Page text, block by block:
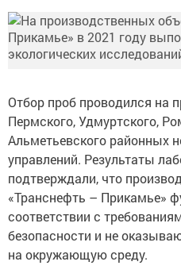
Отбор проб проводился на
Пермского, Удмуртского,
Альметьевского районных
управлений. Результаты
подтверждали, что
«Транснефть – Прикамье»
соответствии с
безопасности и не
на окружающую среду.